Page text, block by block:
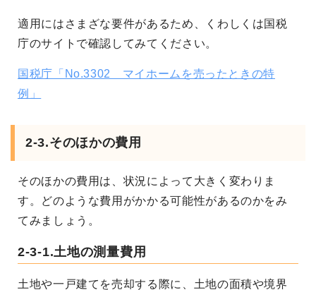
適用にはさまざな要件があるため、くわしくは国税
庁のサイトで確認してみてください。
国税庁「No.3302 マイホームを売ったときの特
例」
2-3.そのほかの費用
そのほかの費用は、状況によって大きく変わりま
す。どのような費用がかかる可能性があるのかをみ
てみましょう。
2-3-1.土地の測量費用
土地や一戸建てを売却する際に、土地の面積や境界